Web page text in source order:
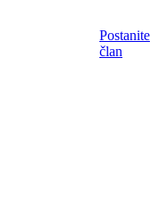
Postanite
član